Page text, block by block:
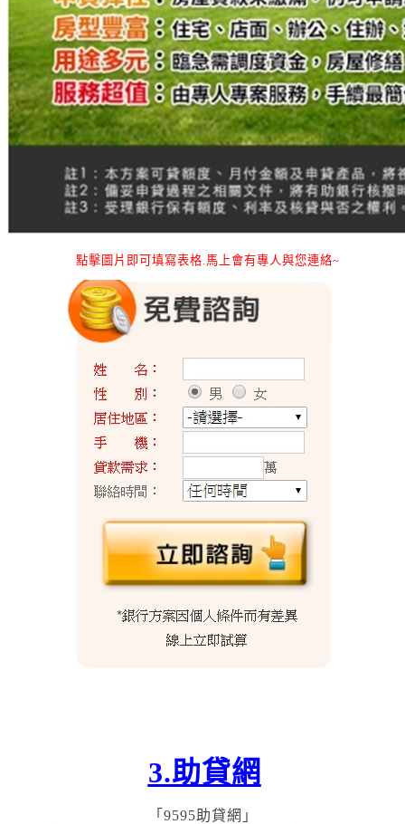
點擊圖片即可填寫表格.馬上會有專人與您連絡~
3.助貸網
「9595助貸網」